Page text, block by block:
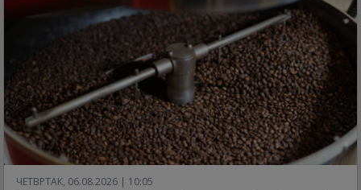
ЧЕТВРТАК, 06.08.2026 | 10:05